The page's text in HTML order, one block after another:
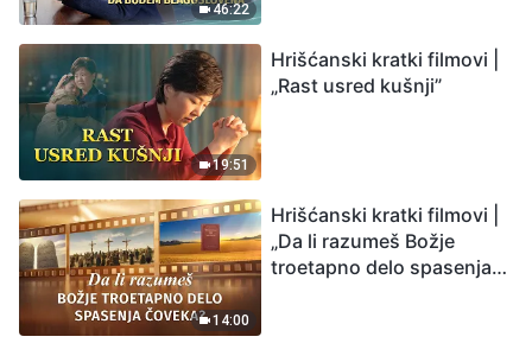
46:22
19:51
Hrišćanski kratki filmovi |
„Rast usred kušnji”
14:00
Hrišćanski kratki filmovi |
„Da li razumeš Božje
troetapno delo spasenja